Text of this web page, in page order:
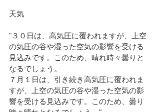
天気
"３０日は、高気圧に覆われますが、上空
の気圧の谷や湿った空気の影響を受ける
見込みです。このため、晴れ時々曇りと
なるでしょう。
７月１日は、引き続き高気圧に覆われま
すが、上空の気圧の谷や湿った空気の影
響を受ける見込みです。このため、曇り